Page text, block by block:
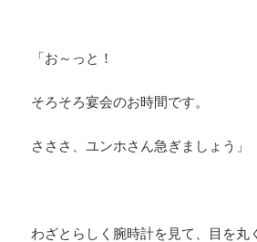
「お～っと！
そろそろ宴会のお時間です。
さささ、ユンホさん急ぎましょう」
わざとらしく腕時計を見て、目を丸